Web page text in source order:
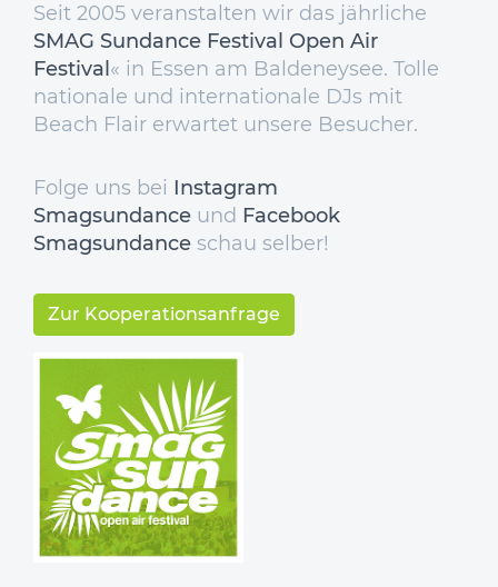
Seit 2005 veranstalten wir das jährliche
SMAG Sundance Festival Open Air
Festival « in Essen am Baldeneysee. Tolle
nationale und internationale DJs mit
Beach Flair erwartet unsere Besucher.
Folge uns bei Instagram
Smagsundance und Facebook
Smagsundance schau selber!
Zur Kooperationsanfrage